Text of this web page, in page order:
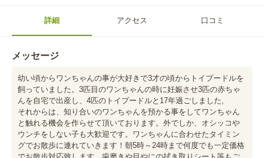
詳細 アクセス 口コミ
メッセージ
幼い頃からワンちゃんの事が大好きで3才の頃からトイプードルを
飼っていました。3匹目のワンちゃんの時に妊娠させ3匹の赤ちゃ
んを自宅で出産し、4匹のトイプードルと17年過ごしました,
それからは、知り合いのワンちゃんを預かる事をしてワンちゃん
と触れる機会を作らせて頂いております。外でしか、オシッコや
ウンチをしない子も大歓迎です。ワンちゃんに合わせたタイミン
グでお散歩に連れていきます！朝5時～24時まで何度でも一定価格